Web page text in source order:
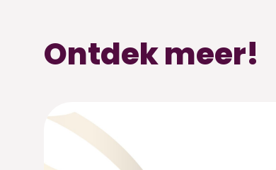
Ontdek meer!